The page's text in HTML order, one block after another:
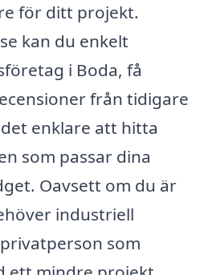
för ditt projekt.
kan du enkelt
i Boda, få
från tidigare
enklare att hitta
som passar dina
Oavsett om du är
industriell
som